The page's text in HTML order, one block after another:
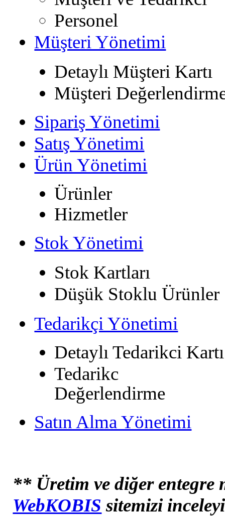
Personel
Müşteri Yönetimi
Detaylı Müşteri Kartı
Müşteri
Sipariş Yönetimi
Satış Yönetimi
Ürün Yönetimi
Ürünler
Hizmetler
Stok Yönetimi
Stok Kartları
Düşük Stoklu Ürünler
Tedarikçi Yönetimi
Detaylı Tedarikci Kartı
Tedarikc
Değerlendirme
Satın Alma Yönetimi
** Üretim ve diğer
WebKOBIS sitemizi